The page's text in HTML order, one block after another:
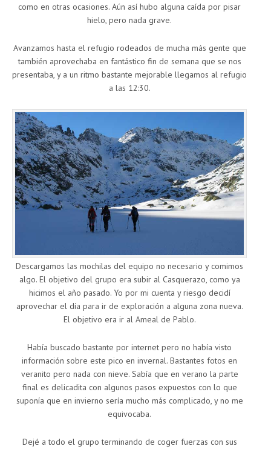
como en otras ocasiones. Aún así hubo alguna caída por pisar
hielo, pero nada grave.
Avanzamos hasta el refugio rodeados de mucha más gente que
también aprovechaba en fantástico fin de semana que se nos
presentaba, y a un ritmo bastante mejorable llegamos al refugio
a las 12:30.
Descargamos las mochilas del equipo no necesario y comimos
algo. El objetivo del grupo era subir al Casquerazo, como ya
hicimos el año pasado. Yo por mi cuenta y riesgo decidí
aprovechar el día para ir de exploración a alguna zona nueva.
El objetivo era ir al Ameal de Pablo.
Había buscado bastante por internet pero no había visto
información sobre este pico en invernal. Bastantes fotos en
veranito pero nada con nieve. Sabía que en verano la parte
final es delicadita con algunos pasos expuestos con lo que
suponía que en invierno sería mucho más complicado, y no me
equivocaba.
Dejé a todo el grupo terminando de coger fuerzas con sus